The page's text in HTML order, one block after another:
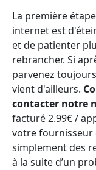
La première
internet est
et de patienter
rebrancher. Si
parvenez
vient d'ailleurs.
contacter notre
facturé 2.99€ /
votre fournisseur
simplement des
à la suite d’un